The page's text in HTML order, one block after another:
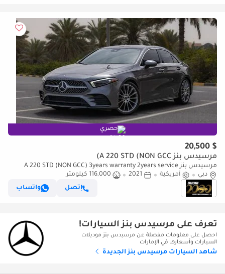
حصري
$ 20,500
مرسيدس بنز A 220 STD (NON GCC)
مرسيدس بنز A 220 STD (NON GCC) 3years warranty 2years service
دبي
أمريكية 2021
116,000 كيلومتر
إتصل
واتساب
تعرف على مرسيدس بنز السيارات!
احصل على معلومات مفصلة عن مرسيدس بنز موديلات
السيارات وأسعارها في الإمارات
شاهد السيارات مرسيدس بنز الجديدة